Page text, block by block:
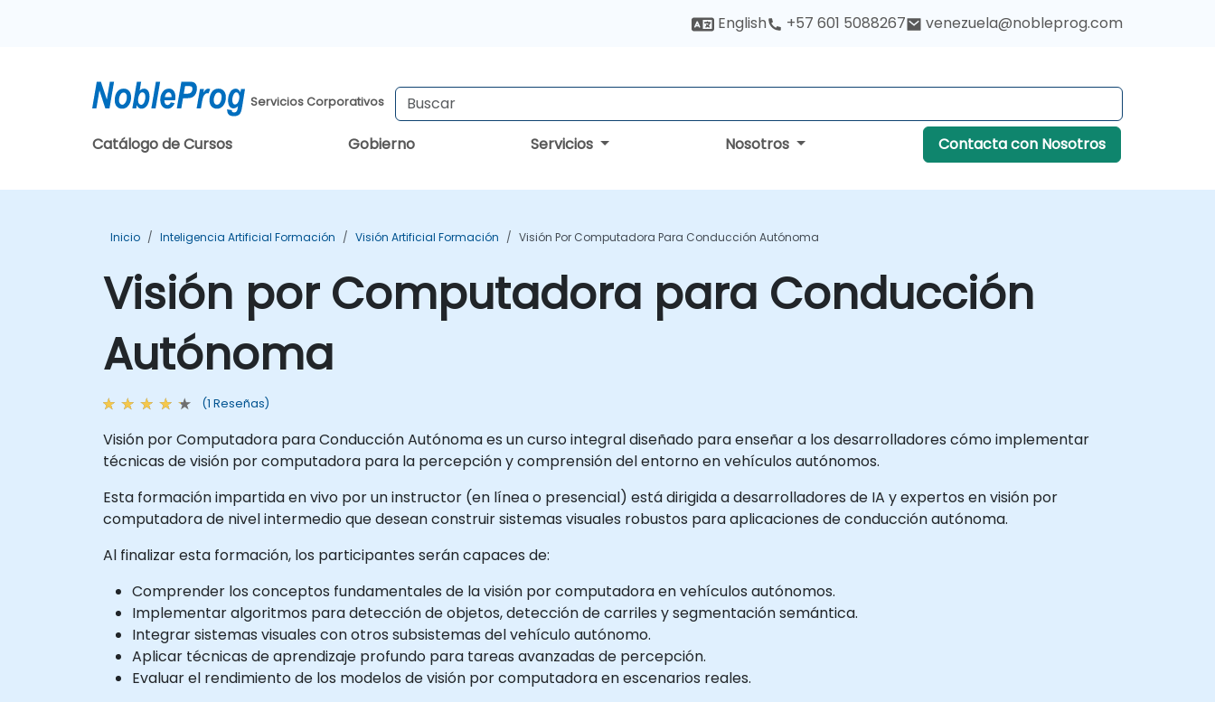
English +57 601 5088267 venezuela@nobleprog.com
Servicios Corporativos
Catálogo de Cursos Gobierno Servicios Nosotros Contacta con Nosotros
Inicio Inteligencia Artificial Formación Visión Artificial Formación Visión Por Computadora Para Conducción Autónoma
Visión por Computadora para Conducción
Autónoma
(1 Reseñas)
Visión por Computadora para Conducción Autónoma es un curso integral diseñado para enseñar a los desarrolladores cómo implementar
técnicas de visión por computadora para la percepción y comprensión del entorno en vehículos autónomos.
Esta formación impartida en vivo por un instructor (en línea o presencial) está dirigida a desarrolladores de IA y expertos en visión por
computadora de nivel intermedio que desean construir sistemas visuales robustos para aplicaciones de conducción autónoma.
Al finalizar esta formación, los participantes serán capaces de:
Comprender los conceptos fundamentales de la visión por computadora en vehículos autónomos.
Implementar algoritmos para detección de objetos, detección de carriles y segmentación semántica.
Integrar sistemas visuales con otros subsistemas del vehículo autónomo.
Aplicar técnicas de aprendizaje profundo para tareas avanzadas de percepción.
Evaluar el rendimiento de los modelos de visión por computadora en escenarios reales.